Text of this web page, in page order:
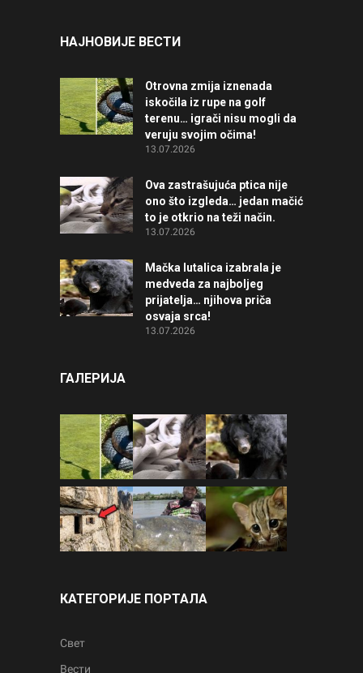
НАЈНОВИЈЕ ВЕСТИ
Otrovna zmija iznenada
iskočila iz rupe na golf
terenu… igrači nisu mogli da
veruju svojim očima!
13.07.2026
Ova zastrašujuća ptica nije
ono što izgleda… jedan mačić
to je otkrio na teži način.
13.07.2026
Mačka lutalica izabrala je
medveda za najboljeg
prijatelja… njihova priča
osvaja srca!
13.07.2026
ГАЛЕРИЈА
КАТЕГОРИЈЕ ПОРТАЛА
Свет
Вести